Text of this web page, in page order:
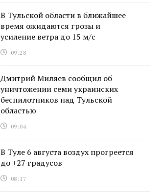
В Тульской области в ближайшее
время ожидаются грозы и
усиление ветра до 15 м/с
09:28
Дмитрий Миляев сообщил об
уничтожении семи украинских
беспилотников над Тульской
областью
09:04
В Туле 6 августа воздух прогреется
до +27 градусов
08:17